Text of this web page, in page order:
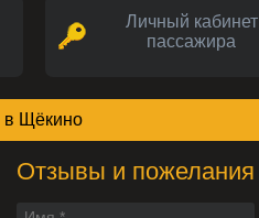
Личный кабинет
пассажира
в Щёкино
Отзывы и пожелания